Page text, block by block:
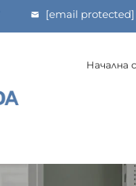
[email protected]
Начална